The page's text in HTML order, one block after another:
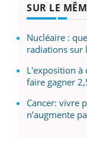
SUR LE
Nucléaire :
radiations sur
L'exposition à
faire gagner
Cancer: vivre
n’augmente